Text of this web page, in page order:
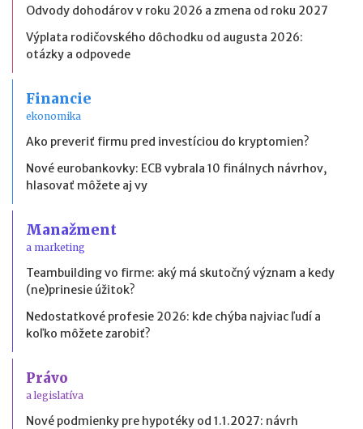
Odvody dohodárov v roku 2026 a zmena od roku 2027
Výplata rodičovského dôchodku od augusta 2026:
otázky a odpovede
Financie
ekonomika
Ako preveriť firmu pred investíciou do kryptomien?
Nové eurobankovky: ECB vybrala 10 finálnych návrhov,
hlasovať môžete aj vy
Manažment
a marketing
Teambuilding vo firme: aký má skutočný význam a kedy
(ne)prinesie úžitok?
Nedostatkové profesie 2026: kde chýba najviac ľudí a
koľko môžete zarobiť?
Právo
a legislatíva
Nové podmienky pre hypotéky od 1.1.2027: návrh